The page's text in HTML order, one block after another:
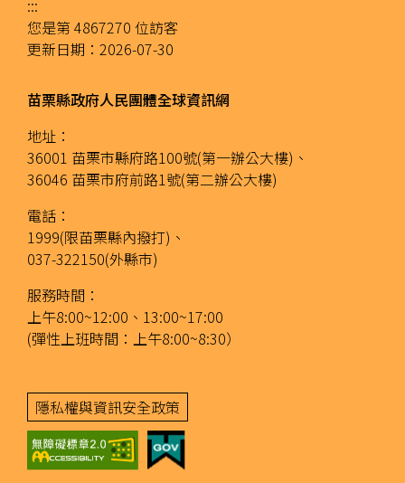
:::
您是第 4867270 位訪客
更新日期： 2026-07-30
苗栗縣政府人民團體全球資訊網
地址：
36001 苗栗市縣府路100號(第一辦公大樓)、
36046 苗栗市府前路1號(第二辦公大樓)
電話：
1999(限苗栗縣內撥打)、
037-322150(外縣市)
服務時間：
上午8:00~12:00、13:00~17:00
(彈性上班時間：上午8:00~8:30）
隱私權與資訊安全政策